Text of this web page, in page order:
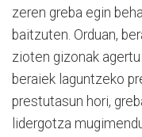
zeren greba egin
baitzuten. Orduan,
zioten gizonak
beraiek laguntzeko
prestutasun hori,
lidergotza